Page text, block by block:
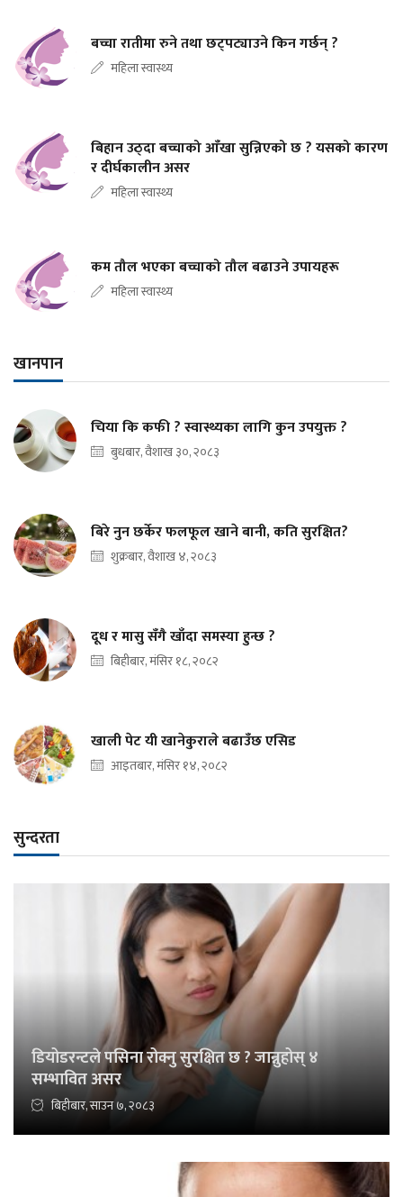
बच्चा रातीमा रुने तथा छट्पट्याउने किन गर्छन् ?
महिला स्वास्थ्य
बिहान उठ्दा बच्चाको आँखा सुन्निएको छ ? यसको कारण
र दीर्घकालीन असर
महिला स्वास्थ्य
कम तौल भएका बच्चाको तौल बढाउने उपायहरू
महिला स्वास्थ्य
खानपान
चिया कि कफी ? स्वास्थ्यका लागि कुन उपयुक्त ?
बुधबार, वैशाख ३०, २०८३
बिरे नुन छर्केर फलफूल खाने बानी, कति सुरक्षित?
शुक्रबार, वैशाख ४, २०८३
दूध र मासु सँगै खाँदा समस्या हुन्छ ?
बिहीबार, मंसिर १८, २०८२
खाली पेट यी खानेकुराले बढाउँछ एसिड
आइतबार, मंसिर १४, २०८२
सुन्दरता
डियोडरन्टले पसिना रोक्नु सुरक्षित छ ? जान्नुहोस् ४
सम्भावित असर
बिहीबार, साउन ७, २०८३